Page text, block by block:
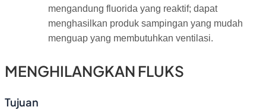
mengandung fluorida yang reaktif; dapat
menghasilkan produk sampingan yang mudah
menguap yang membutuhkan ventilasi.
MENGHILANGKAN FLUKS
Tujuan